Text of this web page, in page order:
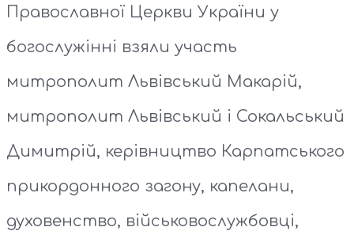
Православної Церкви України у
богослужінні взяли участь
митрополит Львівський Макарій,
митрополит Львівський і Сокальський
Димитрій, керівництво Карпатського
прикордонного загону, капелани,
духовенство, військовослужбовці,